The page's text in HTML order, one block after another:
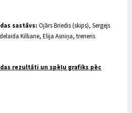
sastāvs: Ojārs Briedis (skips), Sergejs
Killiane, Elija Asniņa, treneris
rezultāti un spēļu grafiks pēc